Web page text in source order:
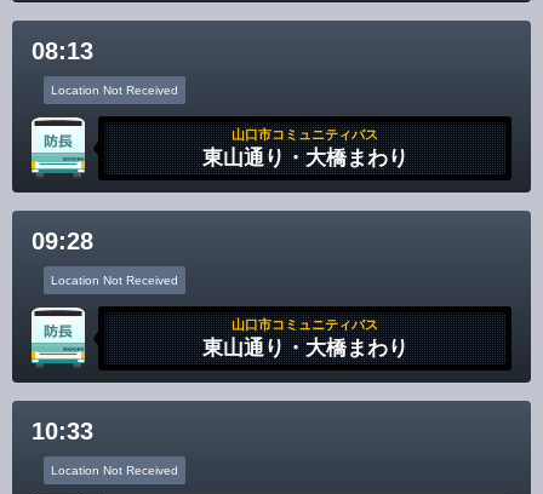
Disclaimer
08:13
Location Not Received
山口市コミュニティバス
東山通り・大橋まわり
09:28
Location Not Received
山口市コミュニティバス
東山通り・大橋まわり
10:33
Location Not Received